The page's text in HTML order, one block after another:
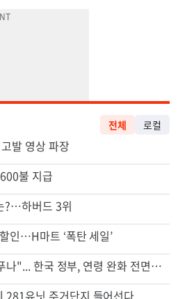
전체 로컬
발 영상 파장
불 지급
?…하버드 3위
인…H마트 ‘폭탄 세일’
"65세 복수국적 빗장 푸나"... 한국 정부, 연령 완화 전면 추진
281유닛 주거단지 들어선다